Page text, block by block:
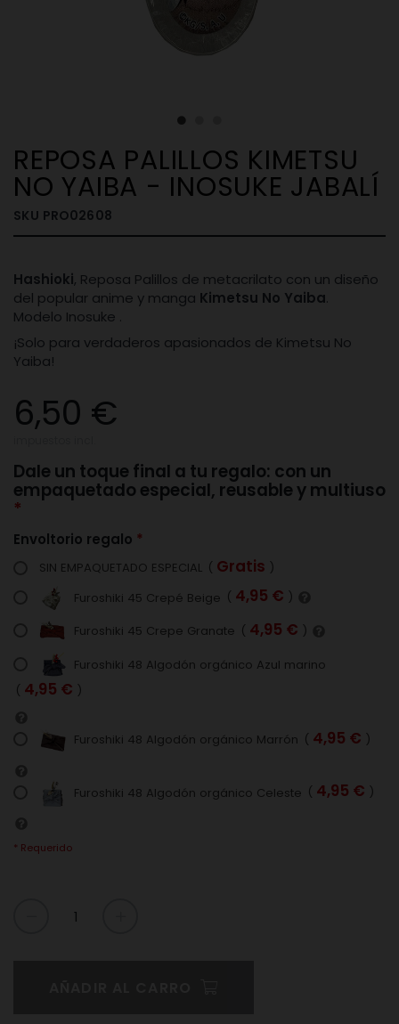
REPOSA PALILLOS KIMETSU
NO YAIBA - INOSUKE JABALÍ
SKU PRO02608
Hashioki, Reposa Palillos de metacrilato con un diseño
del popular anime y manga Kimetsu No Yaiba.
Modelo Inosuke .
¡Solo para verdaderos apasionados de Kimetsu No
Yaiba!
6,50 €
Dale un toque final a tu regalo: con un
empaquetado especial, reusable y multiuso
Envoltorio regalo
SIN EMPAQUETADO ESPECIAL ( Gratis )
Furoshiki 45 Crepé Beige ( 4,95 € )
Furoshiki 45 Crepe Granate ( 4,95 € )
Furoshiki 48 Algodón orgánico Azul marino
( 4,95 € )
Furoshiki 48 Algodón orgánico Marrón ( 4,95 € )
Furoshiki 48 Algodón orgánico Celeste ( 4,95 € )
* Requerido